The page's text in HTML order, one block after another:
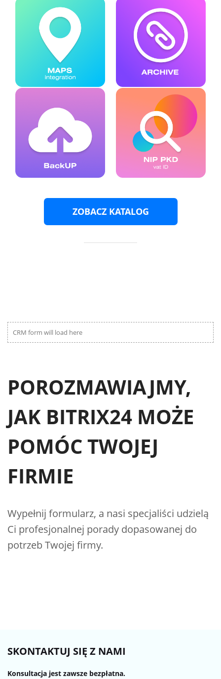
ZOBACZ KATALOG
CRM form will load here
POROZMAWIAJMY,
JAK BITRIX24 MOŻE
POMÓC TWOJEJ
FIRMIE
Wypełnij formularz, a nasi specjaliści udzielą
Ci profesjonalnej porady dopasowanej do
potrzeb Twojej firmy.
SKONTAKTUJ SIĘ Z NAMI
Konsultacja jest zawsze bezpłatna.